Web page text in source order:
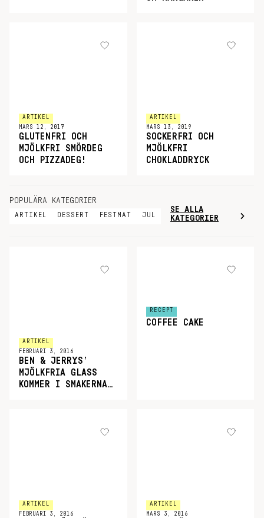
ARTIKEL
MARS 12, 2017
GLUTENFRI OCH
MJÖLKFRI SMÖRDEG
OCH PIZZADEG!
ARTIKEL
MARS 13, 2019
SOCKERFRI OCH
MJÖLKFRI
CHOKLADDRYCK
POPULÄRA KATEGORIER
ARTIKEL DESSERT FESTMAT JUL
SE ALLA
KATEGORIER
ARTIKEL
FEBRUARI 3, 2016
BEN & JERRYS’
MJÖLKFRIA GLASS
KOMMER I SMAKERNA…
RECEPT
COFFEE CAKE
ARTIKEL
FEBRUARI 3, 2016
ARTIKEL
MARS 3, 2016